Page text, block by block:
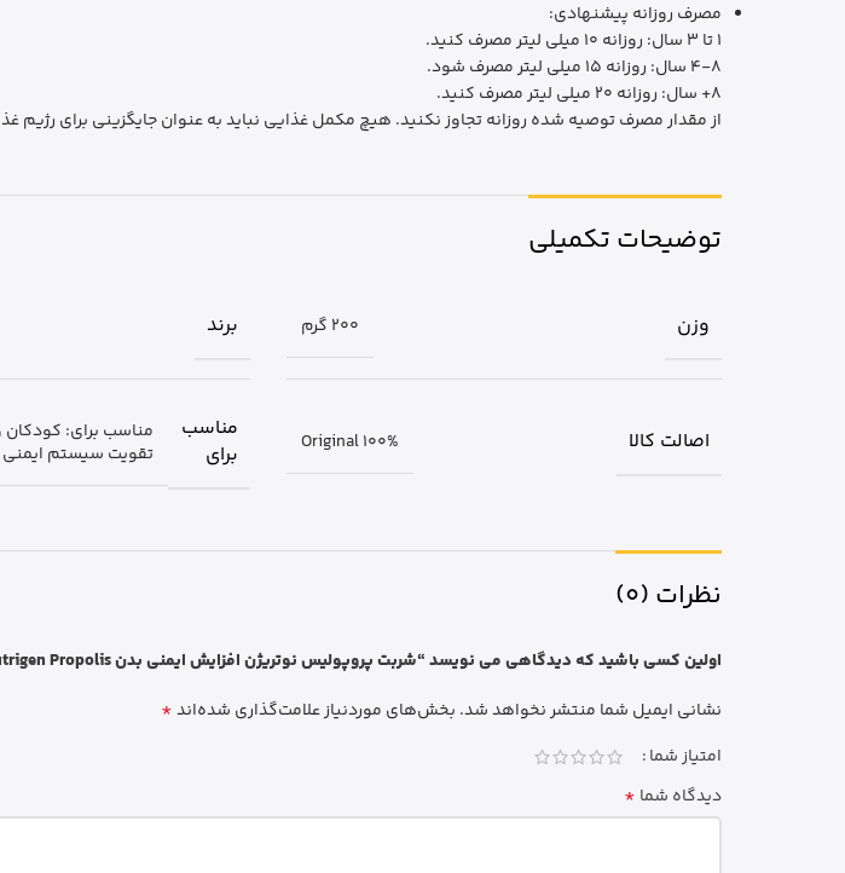
مصرف روزانه پیشنهادی:
1 تا 3 سال: روزانه 10 میلی لیتر مصرف کنید.
4-8 سال: روزانه 15 میلی لیتر مصرف شود.
8+ سال: روزانه 20 میلی لیتر مصرف کنید.
از مقدار مصرف توصیه شده روزانه تجاوز نکنید. هیچ مکمل غذایی نباید به عنوان جایگزینی برای رژیم
توضیحات تکمیلی
وزن 200 گرم برند
اصالت کالا Original 100%
مناسب
برای
مناسب برای: کودکان
تقویت سیستم ایمنی
نظرات (0)
اولین کسی باشید که دیدگاهی می نویسد “شربت پروپولیس نوتریژن افزایش ایمنی بدن Nutrigen Propolis”
نشانی ایمیل شما منتشر نخواهد شد. بخش‌های موردنیاز علامت‌گذاری شده‌اند*
امتیاز شما
دیدگاه شما *